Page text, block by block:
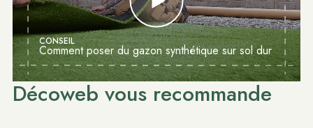
CONSEIL
Comment poser du gazon synthétique sur sol dur
Décoweb vous recommande